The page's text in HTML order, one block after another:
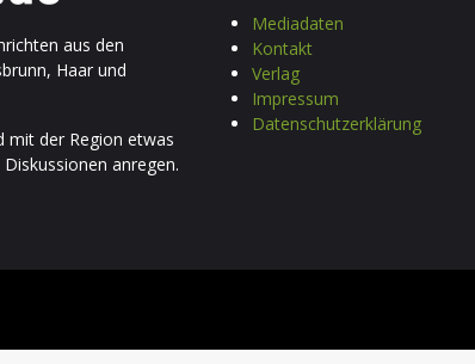
aus den
Haar und
mit der Region etwas
anregen.
Mediadaten
Kontakt
Verlag
Impressum
Datenschutzerklärung